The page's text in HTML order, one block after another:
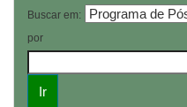
Buscar em:
por